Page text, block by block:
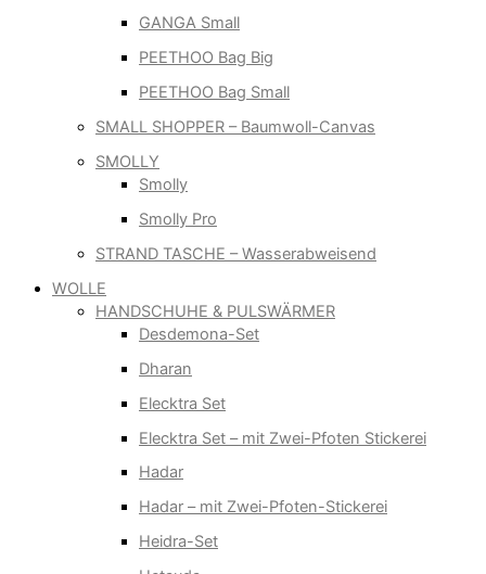
GANGA Small
PEETHOO Bag Big
PEETHOO Bag Small
SMALL SHOPPER – Baumwoll-Canvas
SMOLLY
Smolly
Smolly Pro
STRAND TASCHE – Wasserabweisend
WOLLE
HANDSCHUHE & PULSWÄRMER
Desdemona-Set
Dharan
Elecktra Set
Elecktra Set – mit Zwei-Pfoten Stickerei
Hadar
Hadar – mit Zwei-Pfoten-Stickerei
Heidra-Set